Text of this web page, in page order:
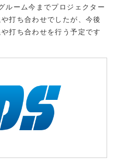
ルーム今までプロジェクター
打ち合わせでしたが、今後
打ち合わせを行う予定です